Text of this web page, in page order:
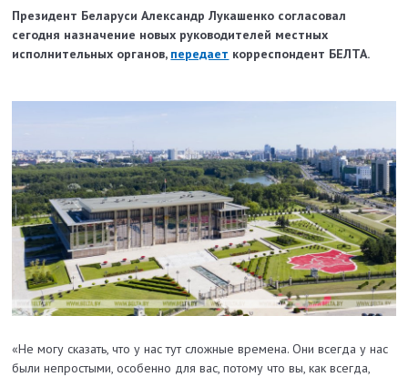
Президент Беларуси Александр Лукашенко согласовал
сегодня назначение новых руководителей местных
исполнительных органов, передает корреспондент БЕЛТА.
«Не могу сказать, что у нас тут сложные времена. Они всегда у нас
были непростыми, особенно для вас, потому что вы, как всегда,